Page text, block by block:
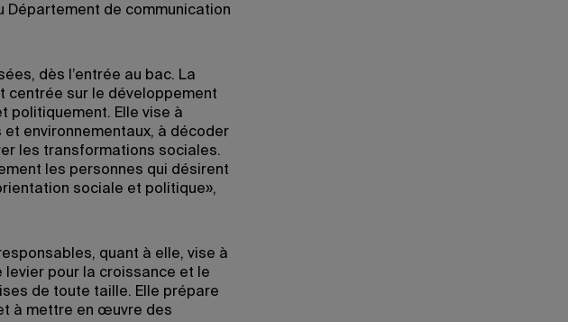
Département de communication
dès l’entrée au bac. La
centrée sur le développement
politiquement. Elle vise à
environnementaux, à décoder
les transformations sociales.
les personnes qui désirent
sociale et politique»,
quant à elle, vise à
pour la croissance et le
de toute taille. Elle prépare
à mettre en œuvre des